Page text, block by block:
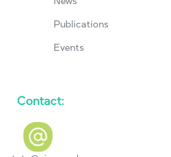
Publications
Events
Contact: